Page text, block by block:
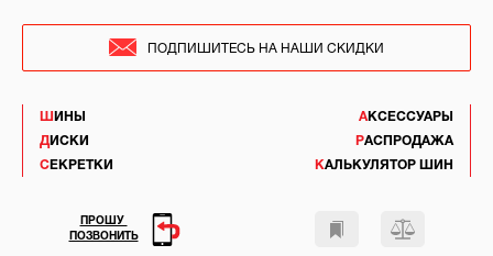
ШИНЫ
ДИСКИ
СЕКРЕТКИ
АКСЕССУАРЫ
РАСПРОДАЖА
КАЛЬКУЛЯТОР ШИН
ПОДПИШИТЕСЬ НА НАШИ СКИДКИ
ПРОШУ
ПОЗВОНИТЬ